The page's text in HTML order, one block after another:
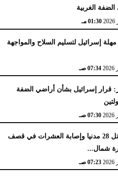
الغربية
01:30 مـ
إسرائيل لتسليم السلاح والمواجهة
07:34 صـ
قرار إسرائيل بشأن أراضي الضفة
07:30 صـ
السودان .. مقتل 28 مدنيا وإصابة العشرات في قصف
شمال...
07:23 صـ